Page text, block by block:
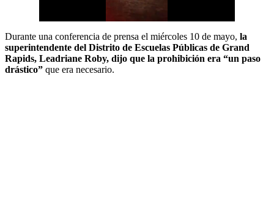
Durante una conferencia de prensa el miércoles 10 de mayo, la
superintendente del Distrito de Escuelas Públicas de Grand
Rapids, Leadriane Roby, dijo que la prohibición era “un paso
drástico” que era necesario.